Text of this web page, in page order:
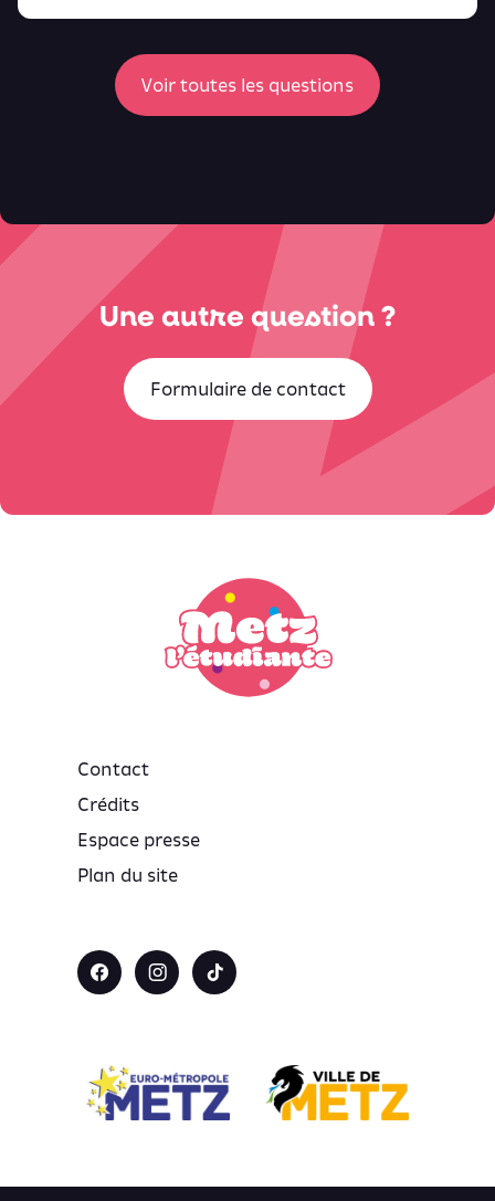
retrouver ici
Voir toutes les questions
Une autre question ?
Formulaire de contact
Contact
Crédits
Espace presse
Plan du site